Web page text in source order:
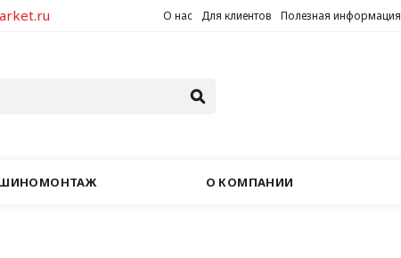
О нас Для клиентов Полезная информация
О КОМПАНИИ